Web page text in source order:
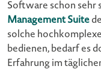
Software schon sehr
Management Suite
solche
bedienen, bedarf es
Erfahrung im